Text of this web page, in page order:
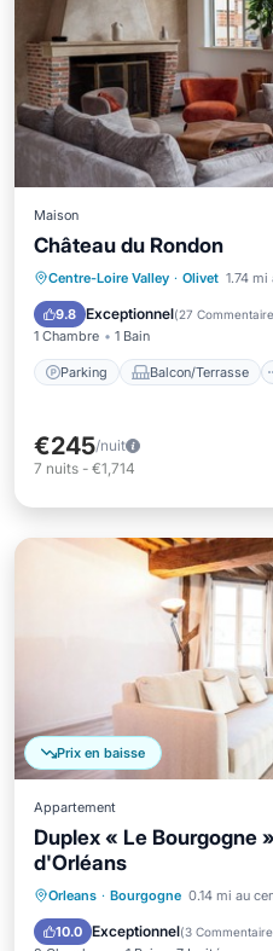
Maison
Château du Rondon
Centre-Loire Valley · Olivet 1.74 mi
9.8 Exceptionnel(27
1 Chambre 1 Bain
Parking Balcon/Terrasse
Parking Balcon/
Internet
€245/nuit
7 nuits - €1,714
Prix en baisse
Appartement
Duplex « Le Bourgogne
d'Orléans
Orleans · Bourgogne 0.14 mi au
10.0 Exceptionnel(3
Cuisine Internet
Adapté aux enfants